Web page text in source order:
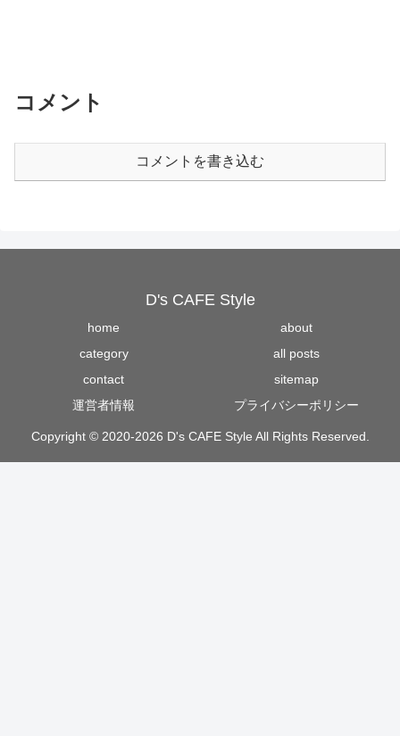
コメント
コメントを書き込む
D's CAFE Style
home
about
category
all posts
contact
sitemap
運営者情報
プライバシーポリシー
Copyright © 2020-2026 D's CAFE Style All Rights Reserved.